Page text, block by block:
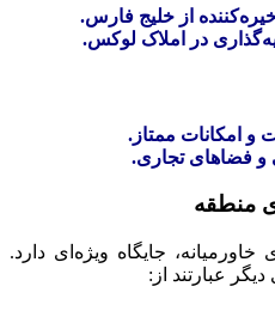
خیره‌کننده از خلیج فارس.
در املاک لوکس.
و امکانات ممتاز.
و فضاهای تجاری.
منطقه
جایگاه ویژه‌ای دارد.
عبارتند از: